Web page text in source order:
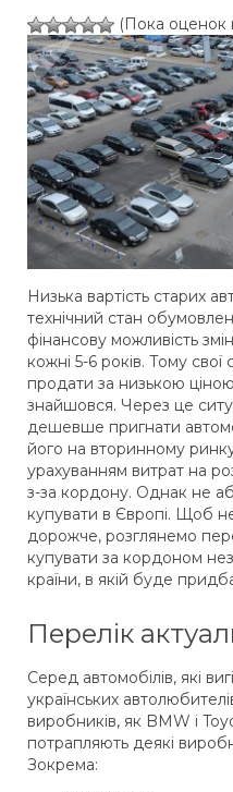
(Пока оценок
Низька вартість старих
технічний стан
фінансову можливість
кожні 5-6 років. Тому свої
продати за низькою
знайшовся. Через це
дешевше пригнати
його на вторинному ринку
урахуванням витрат на
з-за кордону. Однак не
купувати в Європі. Щоб
дорожче, розглянемо
купувати за кордоном
країни, в якій буде
Перелік
Серед автомобілів, які
українських
виробників, як BMW і
потрапляють деякі
Зокрема: